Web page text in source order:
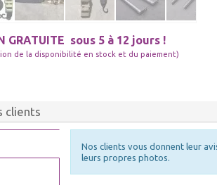
GRATUITE sous 5 à 12 jours !
de la disponibilité en stock et du paiement)
clients
Nos clients vous donnent leur
leurs propres photos.